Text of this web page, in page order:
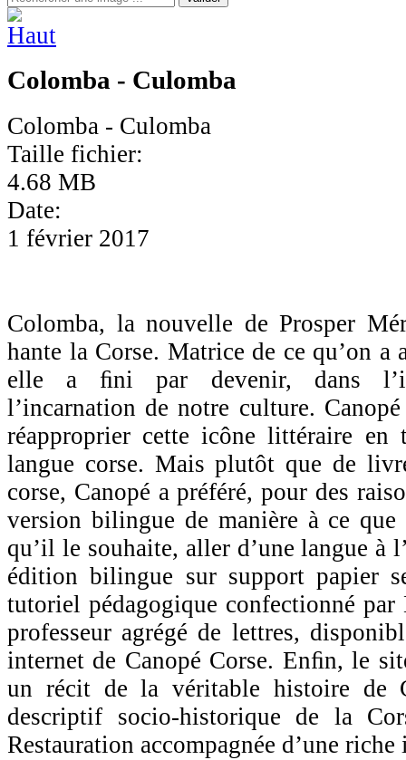
Colomba - Culomba
Colomba - Culomba
Taille fichier:
4.68 MB
Date:
1 février 2017
Colomba, la nouvelle de Prosper
hante la Corse. Matrice de ce qu’on a
elle a ﬁni par devenir, dans
l’incarnation de notre culture.
réapproprier cette icône littéraire en
langue corse. Mais plutôt que de
corse, Canopé a préféré, pour des
version bilingue de manière à ce que
qu’il le souhaite, aller d’une langue à
édition bilingue sur support papier
tutoriel pédagogique confectionné
professeur agrégé de lettres,
internet de Canopé Corse. Enﬁn, le
un récit de la véritable histoire de
descriptif socio-historique de la
Restauration accompagnée d’une